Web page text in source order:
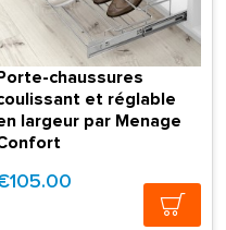
Porte-chaussures
et réglable
largeur par Menage